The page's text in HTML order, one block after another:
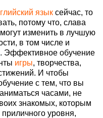
язык сейчас, то
потому что, слава
могут изменить в лучшую
в том числе и
. Эффективное обучение
игры, творчества,
И чтобы
с тем, что вы
часами, не
знакомых, которым
уровня,